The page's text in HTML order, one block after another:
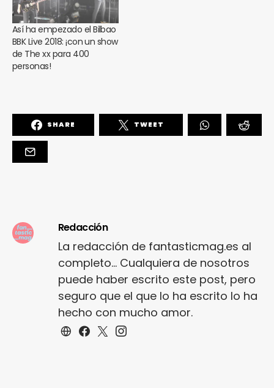
Así ha empezado el Bilbao
BBK Live 2018: ¡con un show
de The xx para 400
personas!
SHARE TWEET
Redacción
La redacción de fantasticmag.es al
completo... Cualquiera de nosotros
puede haber escrito este post, pero
seguro que el que lo ha escrito lo ha
hecho con mucho amor.